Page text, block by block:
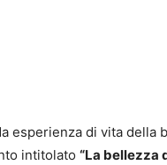
esperienza di vita della
intitolato “La bellezza